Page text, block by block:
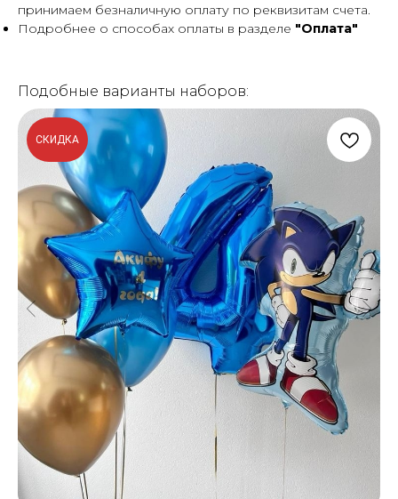
принимаем безналичную оплату по реквизитам счета.
Подробнее о способах оплаты в разделе "Оплата"
Подобные варианты наборов:
СКИДКА